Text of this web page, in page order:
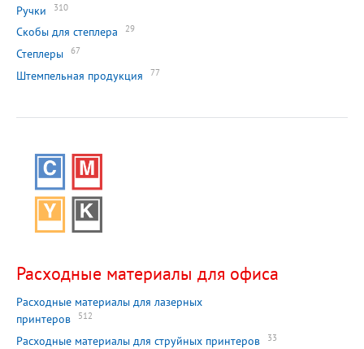
Ручки 310
Скобы для степлера 29
Степлеры 67
Штемпельная продукция 77
Расходные материалы для офиса
Расходные материалы для лазерных
принтеров
512
Расходные материалы для струйных принтеров 33